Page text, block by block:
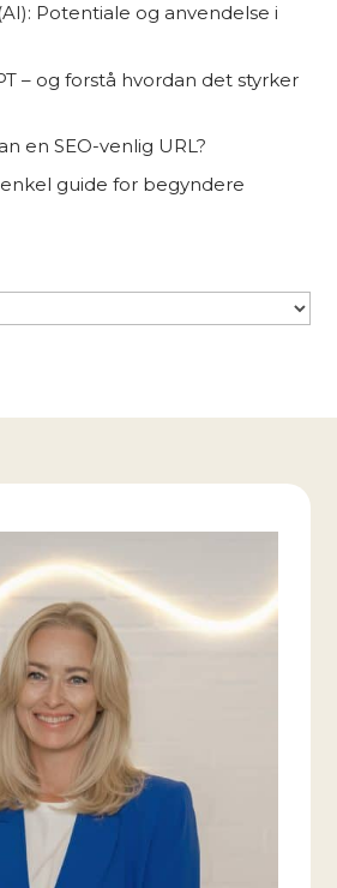
Potentiale og anvendelse i
– og forstå hvordan det styrker
en SEO-venlig URL?
enkel guide for begyndere